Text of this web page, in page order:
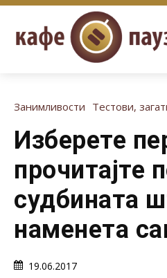
Занимливости Тестови,
Изберете
прочитајте
судбината
наменета
19.06.2017